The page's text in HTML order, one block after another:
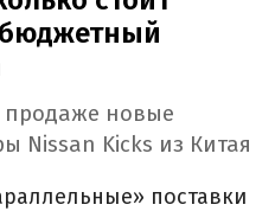
продаже новые
Nissan Kicks из Китая
поставки